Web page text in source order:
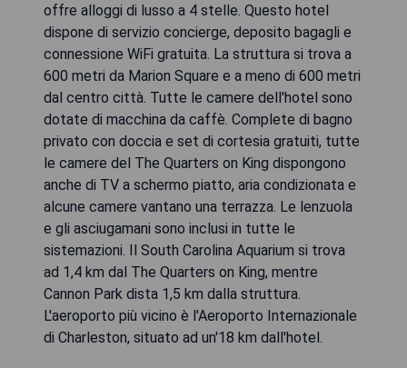
offre alloggi di lusso a 4 stelle. Questo hotel
dispone di servizio concierge, deposito bagagli e
connessione WiFi gratuita. La struttura si trova a
600 metri da Marion Square e a meno di 600 metri
dal centro città. Tutte le camere dell'hotel sono
dotate di macchina da caffè. Complete di bagno
privato con doccia e set di cortesia gratuiti, tutte
le camere del The Quarters on King dispongono
anche di TV a schermo piatto, aria condizionata e
alcune camere vantano una terrazza. Le lenzuola
e gli asciugamani sono inclusi in tutte le
sistemazioni. Il South Carolina Aquarium si trova
ad 1,4 km dal The Quarters on King, mentre
Cannon Park dista 1,5 km dalla struttura.
L'aeroporto più vicino è l'Aeroporto Internazionale
di Charleston, situato ad un'18 km dall'hotel.